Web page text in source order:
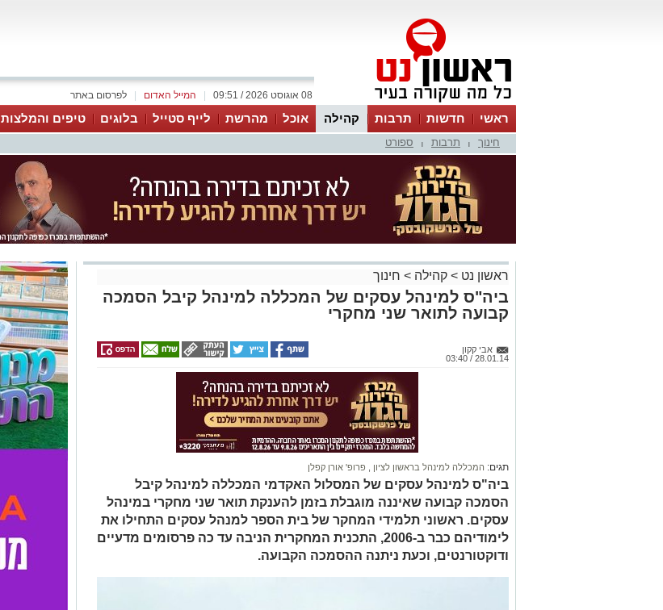
לפרסום באתר המייל האדום 08 אוגוסט 2026 / 09:51
ראשי חדשות תרבות קהילה אוכל מהרשת לייף סטייל בלוגים טיפים והמלצות
חינוך תרבות ספורט
ראשון נט > קהילה > חינוך
ביה"ס למינהל עסקים של המכללה למינהל קיבל הסמכה
קבועה לתואר שני מחקרי
אבי קקון
28.01.14 / 03:40
תגים: המכללה למינהל בראשון לציון פרופ' אורן קפלן
ביה"ס למינהל עסקים של המסלול האקדמי המכללה למינהל קיבל
הסמכה קבועה שאיננה מוגבלת בזמן להענקת תואר שני מחקרי במינהל
עסקים. ראשוני תלמידי המחקר של בית הספר למנהל עסקים התחילו את
לימודיהם כבר ב-2006, התכנית המחקרית הניבה עד כה פרסומים מדעיים
ודוקטורנטים, וכעת ניתנה ההסמכה הקבועה.